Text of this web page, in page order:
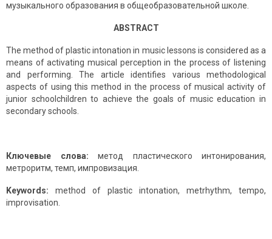
музыкального образования в общеобразовательной школе.
ABSTRACT
The method of plastic intonation in music lessons is considered as a
means of activating musical perception in the process of listening
and performing. The article identifies various methodological
aspects of using this method in the process of musical activity of
junior schoolchildren to achieve the goals of music education in
secondary schools.
Ключевые слова: метод пластического интонирования,
метроритм, темп, импровизация.
Keywords: method of plastic intonation, metrhythm, tempo,
improvisation.